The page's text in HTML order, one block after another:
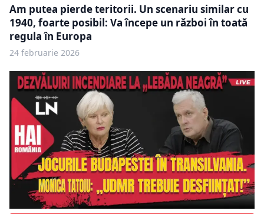
Am putea pierde teritorii. Un scenariu similar cu
1940, foarte posibil: Va începe un război în toată
regula în Europa
24 februarie 2026